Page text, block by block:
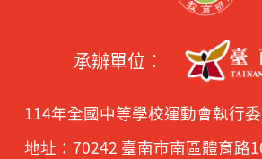
承辦單位：
114年全國中等學校運動會執行
地址：70242 臺南市南區體育路